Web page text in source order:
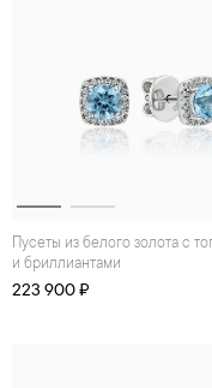
Пусеты из белого золота с топазами
и бриллиантами
223 900 ₽